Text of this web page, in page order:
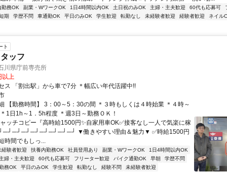
勤務OK 副業・WワークOK 1日4時間以内OK 土日祝のみOK 主婦・主夫歓迎 60代も応募可
期
学歴不問 車通勤OK 平日のみOK 学生歓迎 転勤なし 未経験者歓迎 経験者歓迎 ネイル
ト
ッフ
川県庁前専売所
以上
ス 「割出駅」から車で7分 ＊幅広い年代活躍中!!
【勤務時間】 3：00～5：30の間 ＊３時もしくは４時始業 ＊４時～
1日1h～1．5h程度 ＊週3日～勤務ＯＫ！
ッチコピー『高時給1500円✨自家用車OK✅接客なし一人で気楽に稼
▼働きやすい理由＆魅力▼ ✅時給1500円
時間でもしっ...
経験者歓迎 扶養内勤務OK 社員登用あり 副業・WワークOK
1日4時間以内OK
婦・主夫歓迎
60代も応募可 フリーター歓迎 バイク通勤OK 早朝
学歴不問
務OK
平日のみOK 学生歓迎 転勤なし 経験不問 未経験者歓迎